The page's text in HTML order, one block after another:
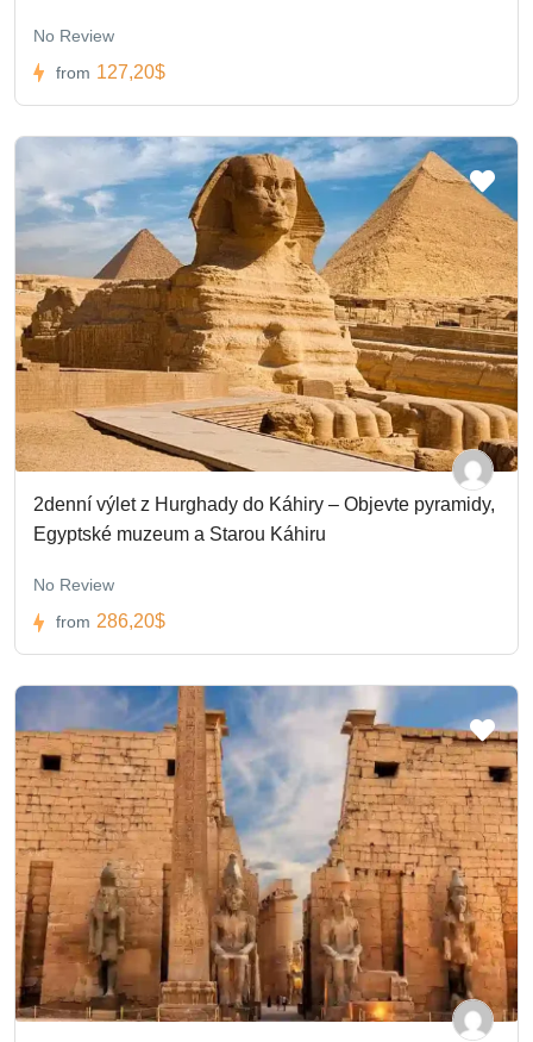
No Review
from 127,20$
2denní výlet z Hurghady do Káhiry – Objevte pyramidy,
Egyptské muzeum a Starou Káhiru
No Review
from 286,20$